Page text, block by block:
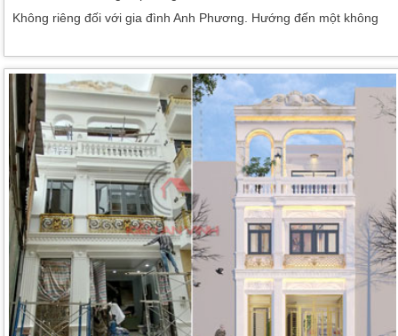
Không riêng đối với gia đình Anh Phương. Hướng đến một không
ở góc cuối. Nên mẫu nhà 3 tầng 6x21m 2 mặt tiền được xây dựng
lên. Thiết kế xong thì vấn đề thi công nhà cũng được tính toán một
cách tỉ mỉ […]